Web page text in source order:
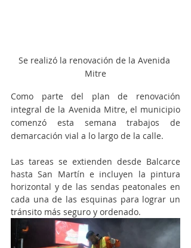
Se realizó la renovación de la Avenida
Mitre
Como parte del plan de renovación
integral de la Avenida Mitre, el municipio
comenzó esta semana trabajos de
demarcación vial a lo largo de la calle.
Las tareas se extienden desde Balcarce
hasta San Martín e incluyen la pintura
horizontal y de las sendas peatonales en
cada una de las esquinas para lograr un
tránsito más seguro y ordenado.